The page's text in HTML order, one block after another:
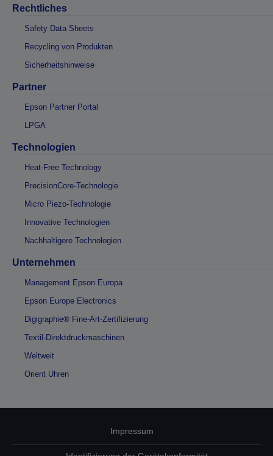
Rechtliches
Safety Data Sheets
Recycling von Produkten
Sicherheitshinweise
Partner
Epson Partner Portal
LPGA
Technologien
Heat-Free Technology
PrecisionCore-Technologie
Micro Piezo-Technologie
Innovative Technologien
Nachhaltigere Technologien
Unternehmen
Management Epson Europa
Epson Europe Electronics
Digigraphie® Fine-Art-Zertifizierung
Textil-Direktdruckmaschinen
Weltweit
Orient Uhren
Impressum